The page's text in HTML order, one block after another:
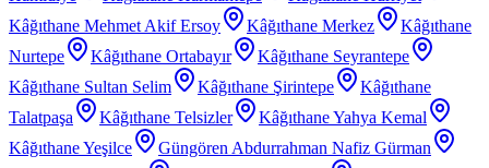
Kâğıthane Mehmet Akif Ersoy
Kâğıthane Merkez
Kâğıthane
Nurtepe
Kâğıthane Ortabayır
Kâğıthane Seyrantepe
Kâğıthane Sultan Selim
Kâğıthane Şirintepe
Kâğıthane
Talatpaşa
Kâğıthane Telsizler
Kâğıthane Yahya Kemal
Kâğıthane Yeşilce
Güngören Abdurrahman Nafiz Gürman